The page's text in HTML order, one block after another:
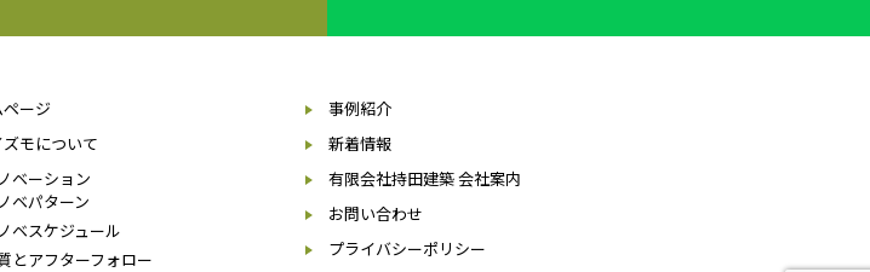
ージ
ズモについて
ベーション
ベパターン
ベスケジュール
とアフターフォロー
事例紹介
新着情報
有限会社持田建築 会社案内
お問い合わせ
プライバシーポリシー